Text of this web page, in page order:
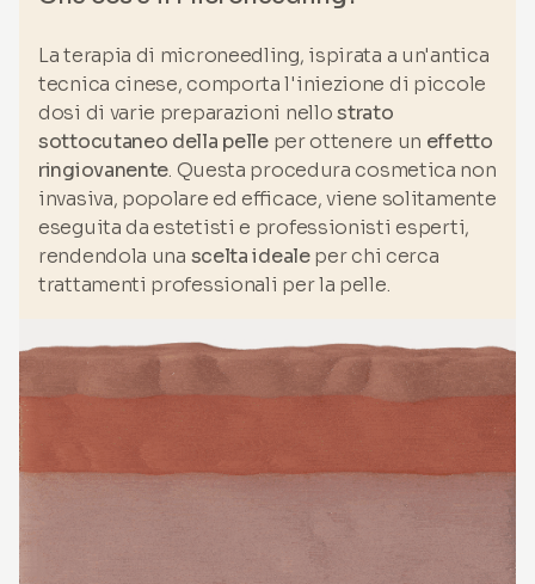
La terapia di microneedling, ispirata a un'antica
tecnica cinese, comporta l'iniezione di piccole
dosi di varie preparazioni nellostrato
sottocutaneo della pelleper ottenere un effetto
ringiovanente. Questa procedura cosmetica non
invasiva, popolare ed efficace, viene solitamente
eseguita da estetisti e professionisti esperti,
rendendola una scelta idealeper chi cerca
trattamenti professionali per la pelle.